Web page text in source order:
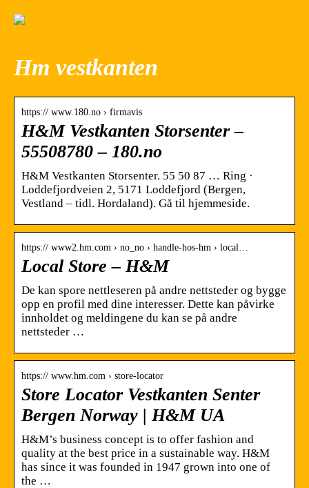
Hm vestkanten
https:// www.180.no › firmavis
H&M Vestkanten Storsenter –
55508780 – 180.no
H&M Vestkanten Storsenter. 55 50 87 … Ring ·
Loddefjordveien 2, 5171 Loddefjord (Bergen,
Vestland – tidl. Hordaland). Gå til hjemmeside.
https:// www2.hm.com › no_no › handle-hos-hm › local…
Local Store – H&M
De kan spore nettleseren på andre nettsteder og bygge
opp en profil med dine interesser. Dette kan påvirke
innholdet og meldingene du kan se på andre
nettsteder …
https:// www.hm.com › store-locator
Store Locator Vestkanten Senter
Bergen Norway | H&M UA
H&M’s business concept is to offer fashion and
quality at the best price in a sustainable way. H&M
has since it was founded in 1947 grown into one of
the …